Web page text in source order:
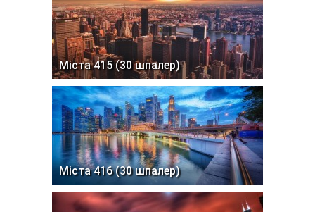
Міста 415 (30 шпалер)
Міста 416 (30 шпалер)